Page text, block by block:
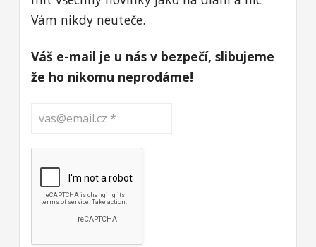
Vám nikdy neuteče.
Váš e-mail je u nás v bezpečí, slibujeme
že ho nikomu neprodáme!
vas@email.cz